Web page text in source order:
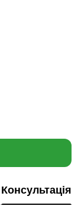
Консультація